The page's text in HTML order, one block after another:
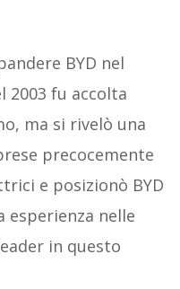
BYD nel
fu accolta
ma si rivelò una
precocemente
e posizionò BYD
esperienza nelle
in questo